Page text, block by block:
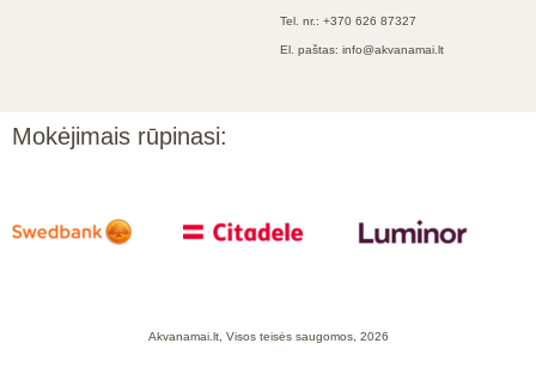
Tel. nr.: +370 626 87327
El. paštas: info@akvanamai.lt
Mokėjimais rūpinasi:
Akvanamai.lt, Visos teisės saugomos, 2026